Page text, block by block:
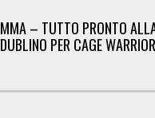
MMA – TUTTO PRONTO
DUBLINO PER CAGE